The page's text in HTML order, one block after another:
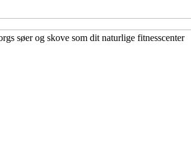
søer og skove som dit naturlige fitnesscenter